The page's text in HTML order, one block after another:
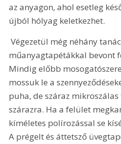
az anyagon, ahol esetleg
újból hólyag keletkezhet.
Végezetül még néhány tanács a
műanyagtapétákkal bevont
Mindig előbb
mossuk le a
puha, de száraz
szárazra. Ha a felület
kíméletes polírozással se
A prégelt és áttetsző